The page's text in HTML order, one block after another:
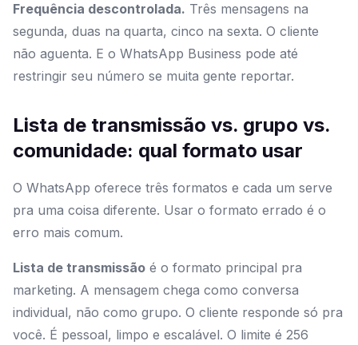
Frequência descontrolada. Três mensagens na
segunda, duas na quarta, cinco na sexta. O cliente
não aguenta. E o WhatsApp Business pode até
restringir seu número se muita gente reportar.
Lista de transmissão vs. grupo vs.
comunidade: qual formato usar
O WhatsApp oferece três formatos e cada um serve
pra uma coisa diferente. Usar o formato errado é o
erro mais comum.
Lista de transmissão é o formato principal pra
marketing. A mensagem chega como conversa
individual, não como grupo. O cliente responde só pra
você. É pessoal, limpo e escalável. O limite é 256